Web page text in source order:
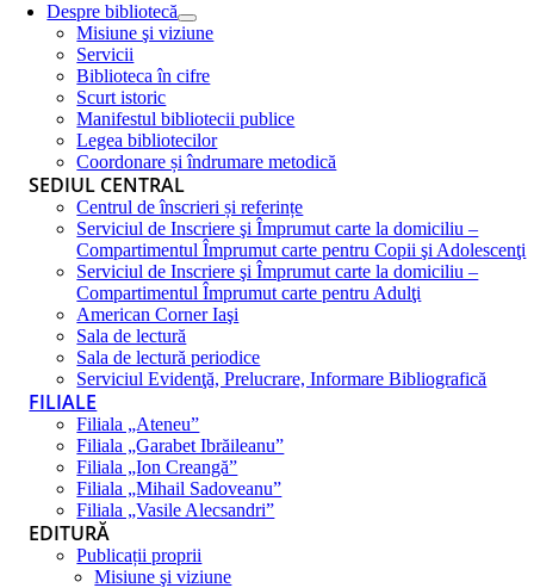
Despre bibliotecă
Misiune şi viziune
Servicii
Biblioteca în cifre
Scurt istoric
Manifestul bibliotecii publice
Legea bibliotecilor
Coordonare și îndrumare metodică
SEDIUL CENTRAL
Centrul de înscrieri și referințe
Serviciul de Inscriere şi Împrumut carte la domiciliu –
Compartimentul Împrumut carte pentru Copii şi Adolescenţi
Serviciul de Inscriere şi Împrumut carte la domiciliu –
Compartimentul Împrumut carte pentru Adulţi
American Corner Iaşi
Sala de lectură
Sala de lectură periodice
Serviciul Evidenţă, Prelucrare, Informare Bibliografică
FILIALE
Filiala „Ateneu”
Filiala „Garabet Ibrăileanu”
Filiala „Ion Creangă”
Filiala „Mihail Sadoveanu”
Filiala „Vasile Alecsandri”
EDITURĂ
Publicații proprii
Misiune şi viziune